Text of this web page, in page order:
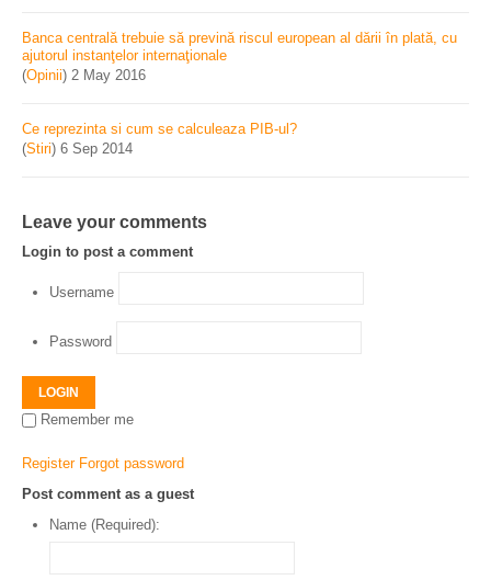
Banca centrală trebuie să prevină riscul european al dării în plată, cu
ajutorul instanţelor internaţionale
(Opinii) 2 May 2016
Ce reprezinta si cum se calculeaza PIB-ul?
(Stiri) 6 Sep 2014
Leave your comments
Login to post a comment
Username
Password
LOGIN
Remember me
Register Forgot password
Post comment as a guest
Name (Required):